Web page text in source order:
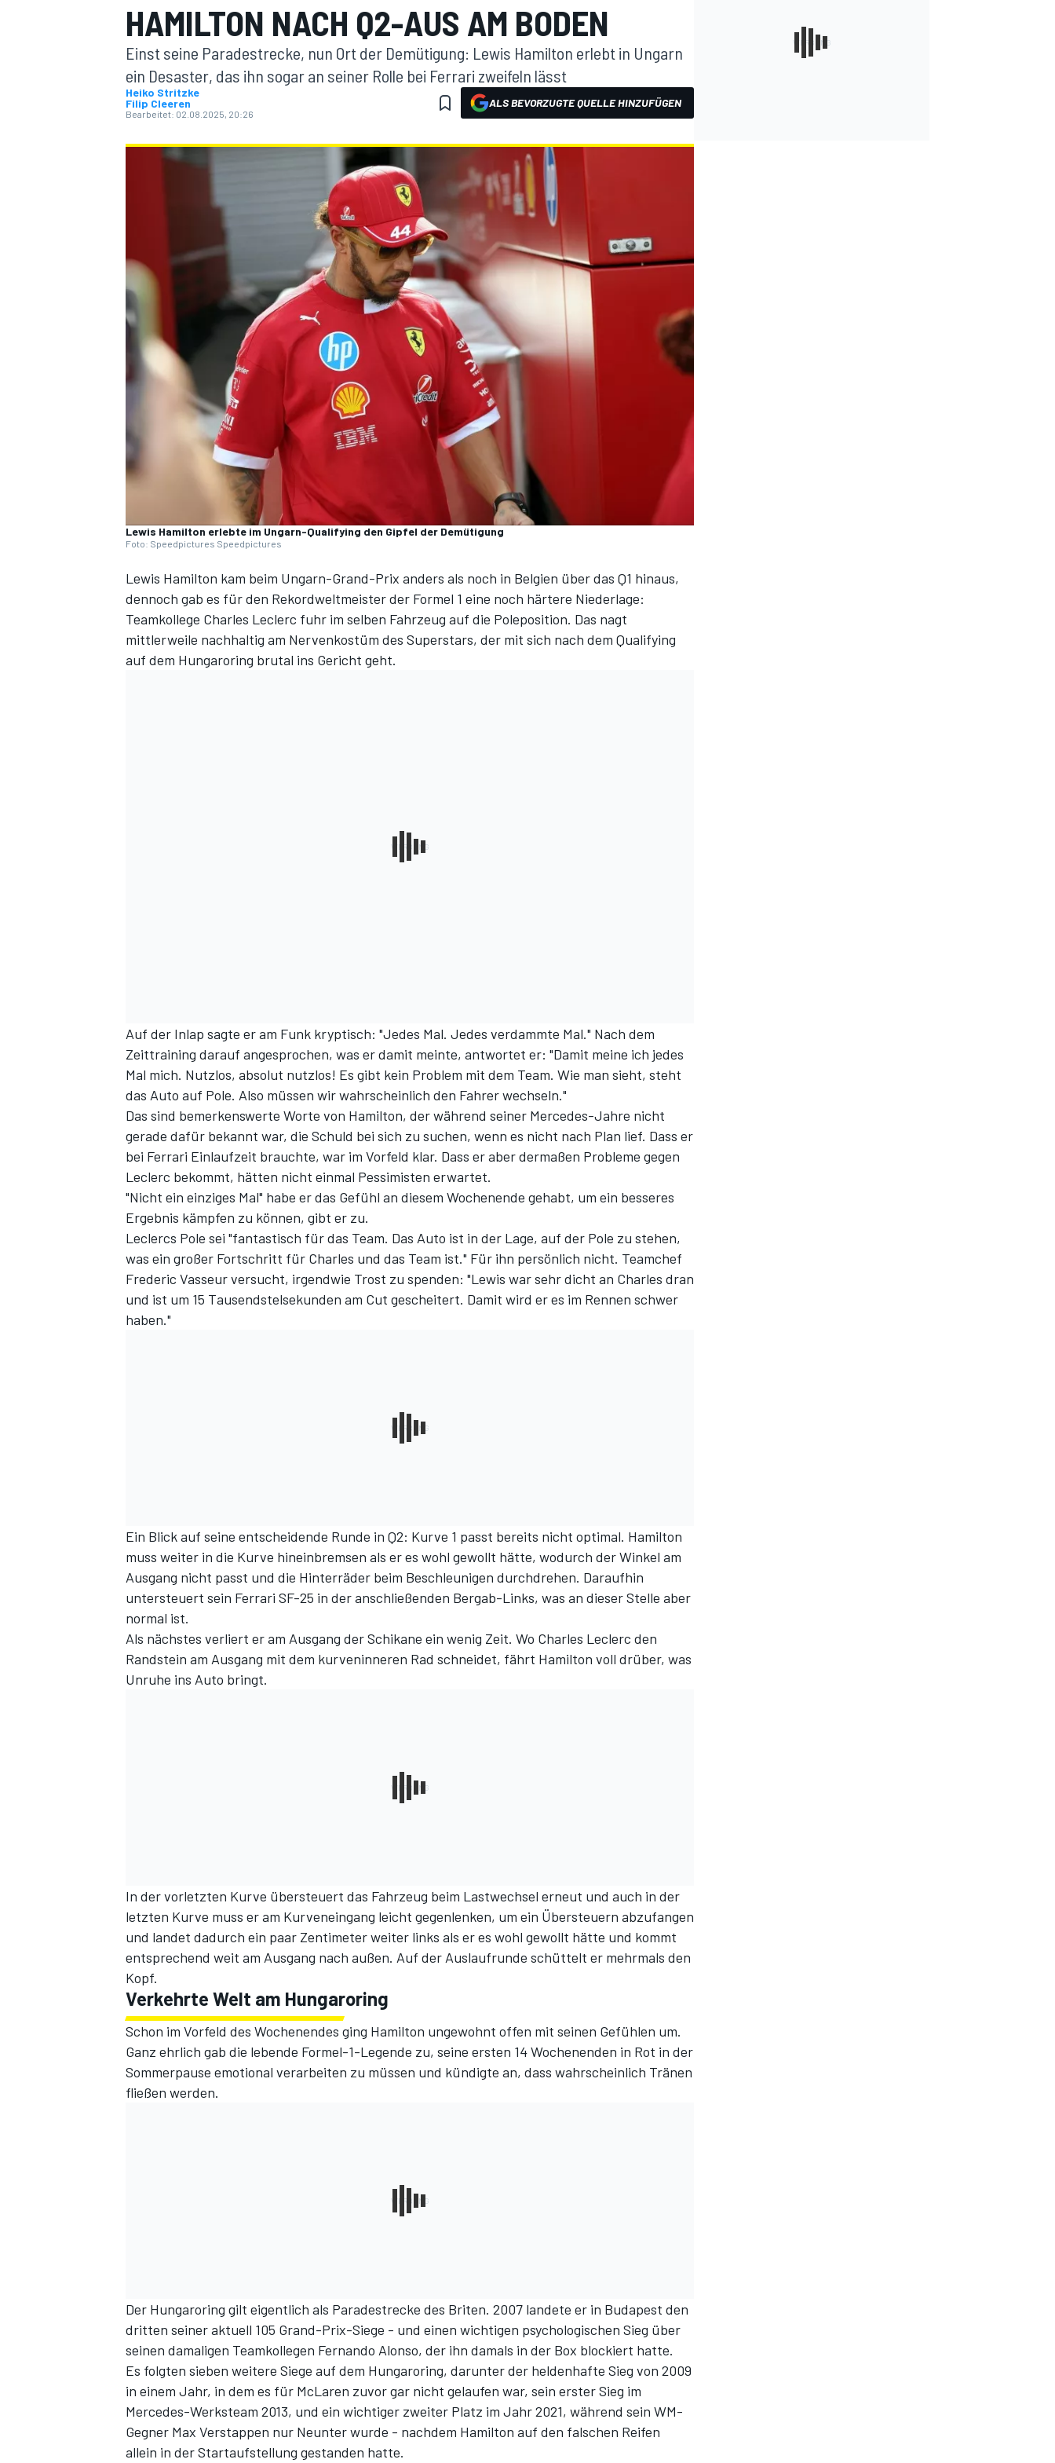
SPORTWAGEN
HAMILTON NACH Q2-AUS AM BODEN
Einst seine Paradestrecke, nun Ort der Demütigung: Lewis Hamilton erlebt in Ungarn
ein Desaster, das ihn sogar an seiner Rolle bei Ferrari zweifeln lässt
Heiko Stritzke
Filip Cleeren
Bearbeitet: 02.08.2025, 20:26
ALS BEVORZUGTE QUELLE HINZUFÜGEN
Lewis Hamilton erlebte im Ungarn-Qualifying den Gipfel der Demütigung
Foto: Speedpictures Speedpictures
Lewis Hamilton kam beim Ungarn-Grand-Prix anders als noch in Belgien über das Q1 hinaus,
dennoch gab es für den Rekordweltmeister der Formel 1 eine noch härtere Niederlage:
Teamkollege Charles Leclerc fuhr im selben Fahrzeug auf die Poleposition. Das nagt
mittlerweile nachhaltig am Nervenkostüm des Superstars, der mit sich nach dem Qualifying
auf dem Hungaroring brutal ins Gericht geht.
Auf der Inlap sagte er am Funk kryptisch: "Jedes Mal. Jedes verdammte Mal." Nach dem
Zeittraining darauf angesprochen, was er damit meinte, antwortet er: "Damit meine ich jedes
Mal mich. Nutzlos, absolut nutzlos! Es gibt kein Problem mit dem Team. Wie man sieht, steht
das Auto auf Pole. Also müssen wir wahrscheinlich den Fahrer wechseln."
Das sind bemerkenswerte Worte von Hamilton, der während seiner Mercedes-Jahre nicht
gerade dafür bekannt war, die Schuld bei sich zu suchen, wenn es nicht nach Plan lief. Dass er
bei Ferrari Einlaufzeit brauchte, war im Vorfeld klar. Dass er aber dermaßen Probleme gegen
Leclerc bekommt, hätten nicht einmal Pessimisten erwartet.
"Nicht ein einziges Mal" habe er das Gefühl an diesem Wochenende gehabt, um ein besseres
Ergebnis kämpfen zu können, gibt er zu.
Leclercs Pole sei "fantastisch für das Team. Das Auto ist in der Lage, auf der Pole zu stehen,
was ein großer Fortschritt für Charles und das Team ist." Für ihn persönlich nicht. Teamchef
Frederic Vasseur versucht, irgendwie Trost zu spenden: "Lewis war sehr dicht an Charles dran
und ist um 15 Tausendstelsekunden am Cut gescheitert. Damit wird er es im Rennen schwer
haben."
Ein Blick auf seine entscheidende Runde in Q2: Kurve 1 passt bereits nicht optimal. Hamilton
muss weiter in die Kurve hineinbremsen als er es wohl gewollt hätte, wodurch der Winkel am
Ausgang nicht passt und die Hinterräder beim Beschleunigen durchdrehen. Daraufhin
untersteuert sein Ferrari SF-25 in der anschließenden Bergab-Links, was an dieser Stelle aber
normal ist.
Als nächstes verliert er am Ausgang der Schikane ein wenig Zeit. Wo Charles Leclerc den
Randstein am Ausgang mit dem kurveninneren Rad schneidet, fährt Hamilton voll drüber, was
Unruhe ins Auto bringt.
In der vorletzten Kurve übersteuert das Fahrzeug beim Lastwechsel erneut und auch in der
letzten Kurve muss er am Kurveneingang leicht gegenlenken, um ein Übersteuern abzufangen
und landet dadurch ein paar Zentimeter weiter links als er es wohl gewollt hätte und kommt
entsprechend weit am Ausgang nach außen. Auf der Auslaufrunde schüttelt er mehrmals den
Kopf.
Verkehrte Welt am Hungaroring
Schon im Vorfeld des Wochenendes ging Hamilton ungewohnt offen mit seinen Gefühlen um.
Ganz ehrlich gab die lebende Formel-1-Legende zu, seine ersten 14 Wochenenden in Rot in der
Sommerpause emotional verarbeiten zu müssen und kündigte an, dass wahrscheinlich Tränen
fließen werden.
Der Hungaroring gilt eigentlich als Paradestrecke des Briten. 2007 landete er in Budapest den
dritten seiner aktuell 105 Grand-Prix-Siege - und einen wichtigen psychologischen Sieg über
seinen damaligen Teamkollegen Fernando Alonso, der ihn damals in der Box blockiert hatte.
Es folgten sieben weitere Siege auf dem Hungaroring, darunter der heldenhafte Sieg von 2009
in einem Jahr, in dem es für McLaren zuvor gar nicht gelaufen war, sein erster Sieg im
Mercedes-Werksteam 2013, und ein wichtiger zweiter Platz im Jahr 2021, während sein WM-
Gegner Max Verstappen nur Neunter wurde - nachdem Hamilton auf den falschen Reifen
allein in der Startaufstellung gestanden hatte.